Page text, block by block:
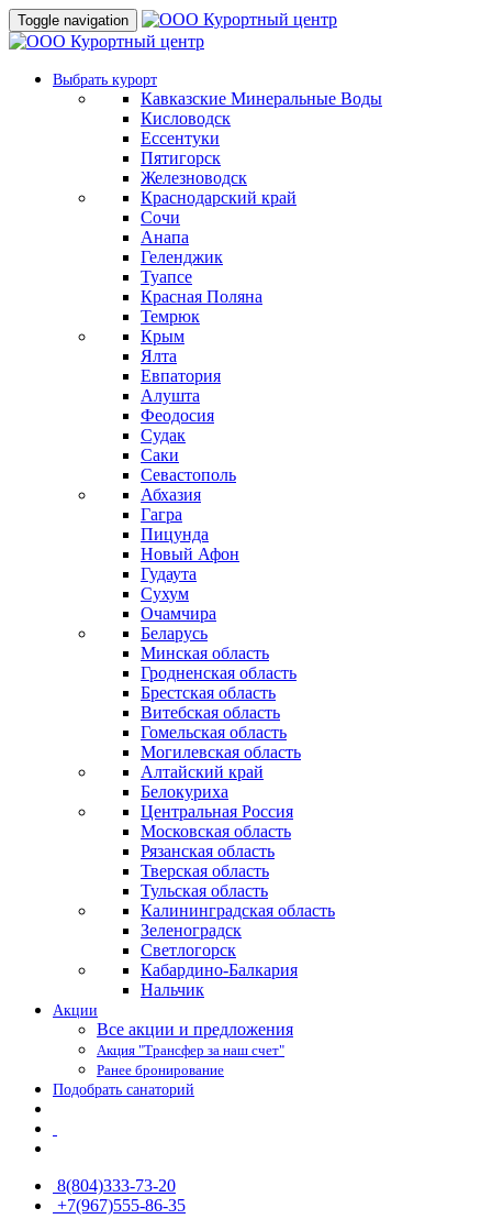
Toggle navigation
Выбрать курорт
Кавказские Минеральные Воды
Кисловодск
Ессентуки
Пятигорск
Железноводск
Краснодарский край
Сочи
Анапа
Геленджик
Туапсе
Красная Поляна
Темрюк
Крым
Ялта
Евпатория
Алушта
Феодосия
Судак
Саки
Севастополь
Абхазия
Гагра
Пицунда
Новый Афон
Гудаута
Сухум
Очамчира
Беларусь
Минская область
Гродненская область
Брестская область
Витебская область
Гомельская область
Могилевская область
Алтайский край
Белокуриха
Центральная Россия
Московская область
Рязанская область
Тверская область
Тульская область
Калининградская область
Зеленоградск
Светлогорск
Кабардино-Балкария
Нальчик
Акции
Все акции и предложения
Акция "Трансфер за наш счет"
Ранее бронирование
Подобрать санаторий
8(804)333-73-20
+7(967)555-86-35